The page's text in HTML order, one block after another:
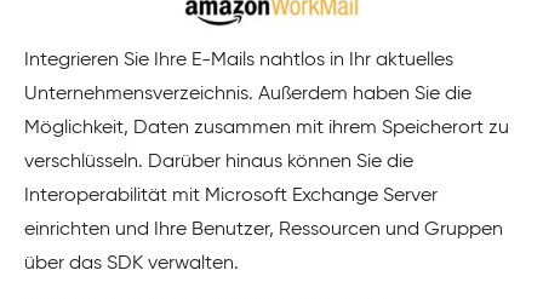
Integrieren Sie Ihre E-Mails nahtlos in Ihr aktuelles
Unternehmensverzeichnis. Außerdem haben Sie die
Möglichkeit, Daten zusammen mit ihrem Speicherort zu
verschlüsseln. Darüber hinaus können Sie die
Interoperabilität mit Microsoft Exchange Server
einrichten und Ihre Benutzer, Ressourcen und Gruppen
über das SDK verwalten.